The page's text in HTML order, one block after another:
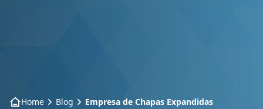
Produtos
Home Blog Empresa de Chapas Expandidas